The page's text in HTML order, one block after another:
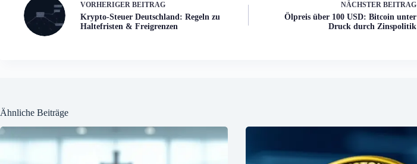
VORHERIGER BEITRAG
Krypto-Steuer Deutschland: Regeln zu
Haltefristen & Freigrenzen
NÄCHSTER BEITRAG
Ölpreis über 100 USD: Bitcoin unter
Druck durch Zinspolitik
Ähnliche Beiträge